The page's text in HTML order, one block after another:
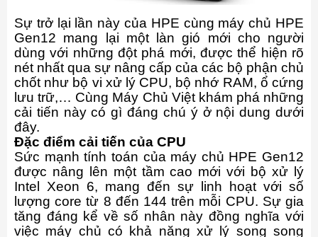
Sự trở lại lần này của HPE cùng máy chủ HPE
Gen12 mang lại một làn gió mới cho người
dùng với những đột phá mới, được thể hiện rõ
nét nhất qua sự nâng cấp của các bộ phận chủ
chốt như bộ vi xử lý CPU, bộ nhớ RAM, ổ cứng
lưu trữ,… Cùng Máy Chủ Việt khám phá những
cải tiến này có gì đáng chú ý ở nội dung dưới
đây.
Đặc điểm cải tiến của CPU
Sức mạnh tính toán của máy chủ HPE Gen12
được nâng lên một tầm cao mới với bộ xử lý
Intel Xeon 6, mang đến sự linh hoạt với số
lượng core từ 8 đến 144 trên mỗi CPU. Sự gia
tăng đáng kể về số nhân này đồng nghĩa với
việc máy chủ có khả năng xử lý song song